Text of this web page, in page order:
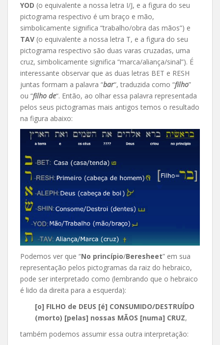
YOD (o equivalente a nossa letra I/J, e a figura do seu
pictograma respectivo é um braço e mão,
simbolicamente significa “trabalho/obra das mãos”) e
TAV (o equivalente a nossa letra T, e a figura do seu
pictograma respectivo são duas varas cruzadas, uma
cruz, simbolicamente significa “marca/aliança/sinal”). É
interessante observar que as duas letras BET e RESH
juntas formam a palavra “bar“, traduzida como “filho”
ou “filho de“. Então, ao olhar essa palavra representada
pelos seus pictogramas mais antigos temos o resultado
na figura abaixo:
Podemos ver que “No princípio/Beresheet” em sua
representação pelos pictogramas da raiz do hebraico,
pode ser interpretado como (lembrando que o hebraico
é lido da direita para a esquerda):
[o] FILHO de DEUS [é] CONSUMIDO/DESTRUÍDO
(morto) [pelas] nossas MÃOS [numa] CRUZ,
também podemos assumir essa outra interpretação: